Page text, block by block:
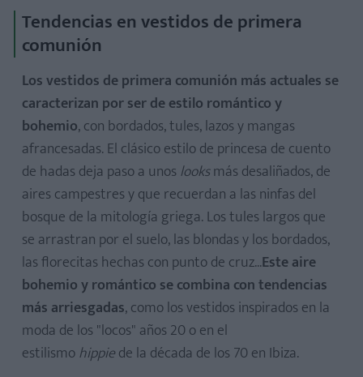
Tendencias en vestidos de primera
comunión
Los vestidos de primera comunión más actuales se
caracterizan por ser de estilo romántico y
bohemio, con bordados, tules, lazos y mangas
afrancesadas. El clásico estilo de princesa de cuento
de hadas deja paso a unos looksmás desaliñados, de
aires campestres y que recuerdan a las ninfas del
bosque de la mitología griega. Los tules largos que
se arrastran por el suelo, las blondas y los bordados,
las florecitas hechas con punto de cruz...Este aire
bohemio y romántico se combina con tendencias
más arriesgadas, como los vestidos inspirados en la
moda de los "locos" años 20 o en el
estilismohippiede la década de los 70 en Ibiza.